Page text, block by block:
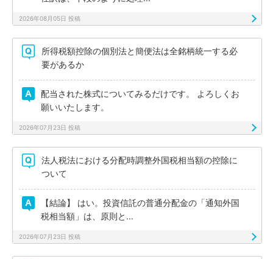
2026年08月05日 投稿
所得税額控除の個別法と簡便法は全銘柄統一する必
要があるか
配当された株式についてみるだけです。 よろしくお
願いいたします。
2026年07月23日 投稿
法人税法における分配時調整外国税相当額の控除に
ついて
【結論】 はい。投資信託の普通分配金の「通知外国
税相当額」は、原則と...
2026年07月23日 投稿